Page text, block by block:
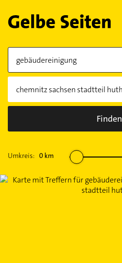
Finden
Umkreis: 0 km